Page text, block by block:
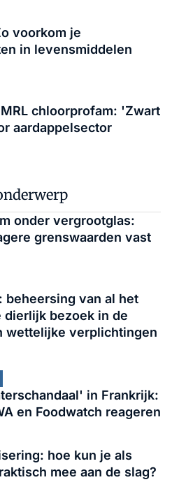
voorkom je
in levensmiddelen
chloorprofam: 'Zwart
aardappelsector
onder vergrootglas:
grenswaarden vast
beheersing van al het
dierlijk bezoek in de
wettelijke verplichtingen
in Frankrijk:
en Foodwatch reageren
hoe kun je als
mee aan de slag?